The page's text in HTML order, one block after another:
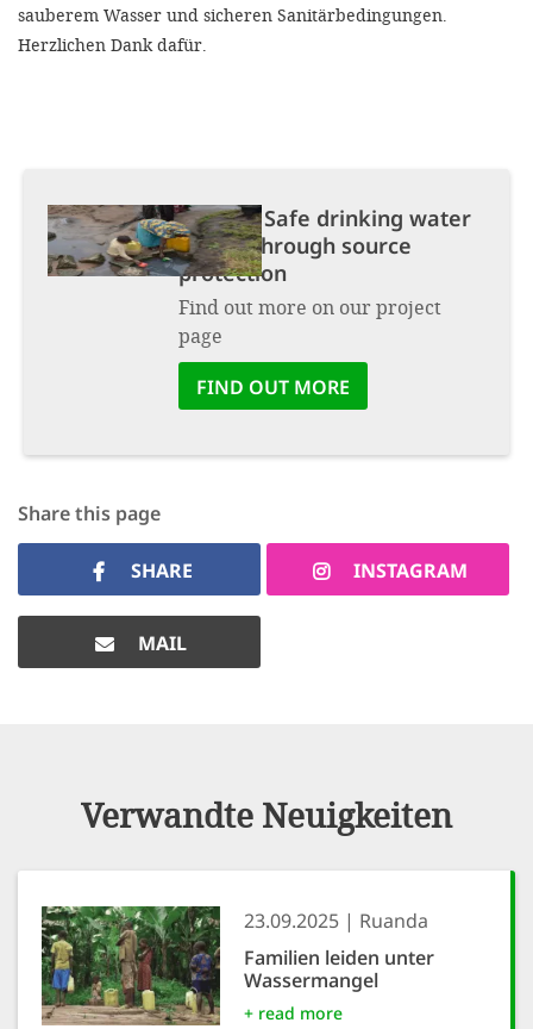
sauberem Wasser und sicheren Sanitärbedingungen.
Herzlichen Dank dafür.
Project:Safe drinking water
supply through source
protection
Find out more on our project
page
FIND OUT MORE
Share this page
SHARE INSTAGRAM
MAIL
Verwandte Neuigkeiten
23.09.2025
Ruanda
Familien leiden unter
Wassermangel
+ read more